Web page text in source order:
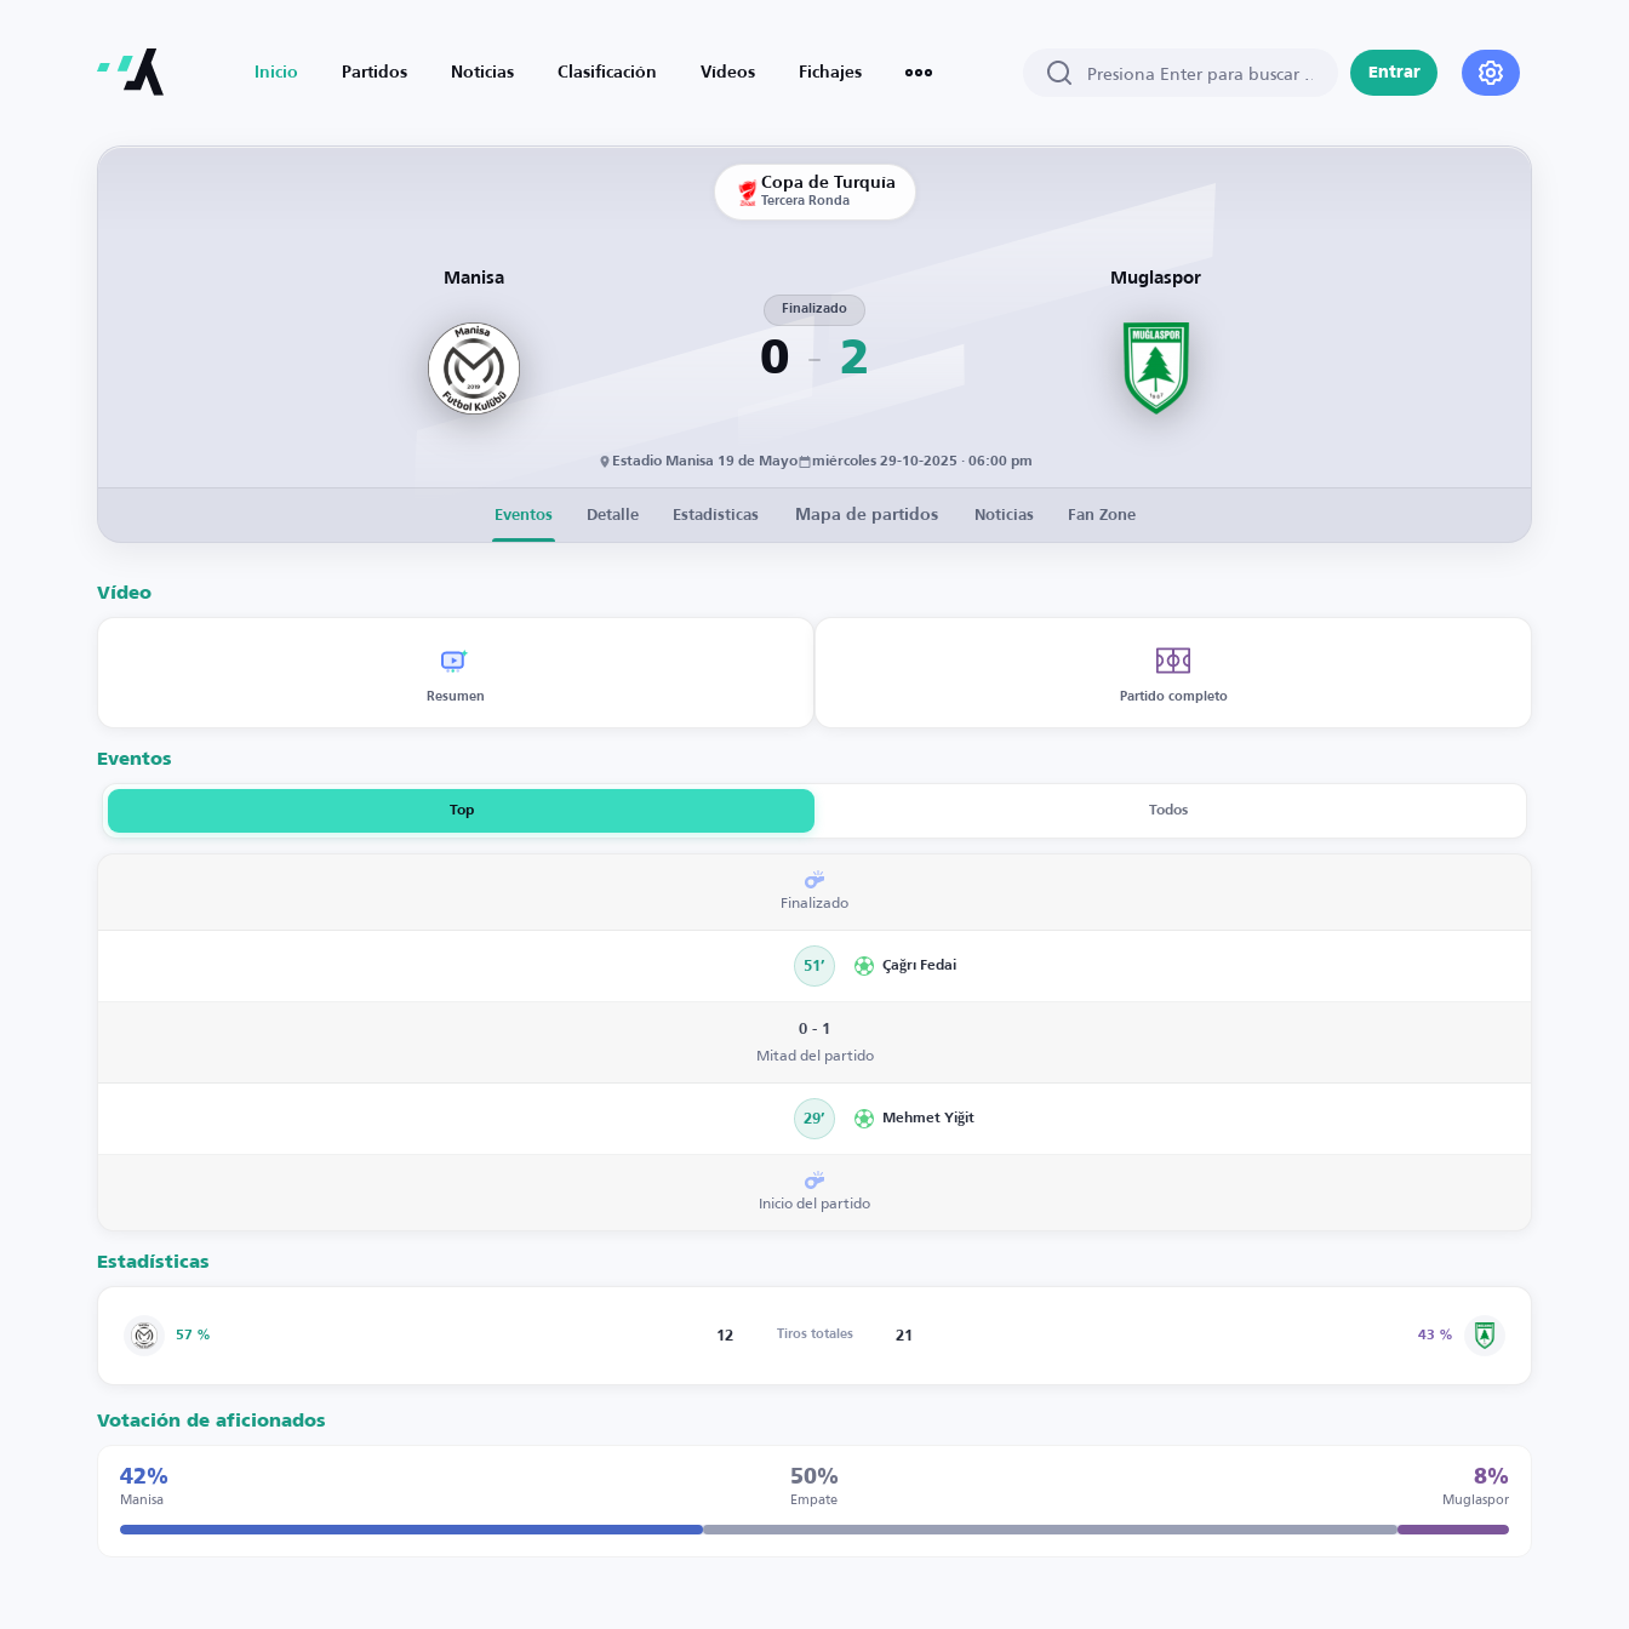
Inicio Partidos Noticias Clasificación Vídeos Fichajes Entrar
Copa de Turquía
Tercera Ronda
Manisa
0
Finalizado
2
Muglaspor
Estadio Manisa 19 de Mayo miércoles 29-10-2025 · 06:00 pm
Eventos Detalle Estadísticas Mapa de partidos Noticias Fan Zone
Vídeo
Resumen Partido completo
Eventos
Top Todos
Finalizado
51’ Çağrı Fedai
0 - 1
Mitad del partido
29’ Mehmet Yiğit
Inicio del partido
Estadísticas
57 % 12 Tiros totales 21 43 %
Votación de aficionados
42%
Manisa
50%
Empate
8%
Muglaspor